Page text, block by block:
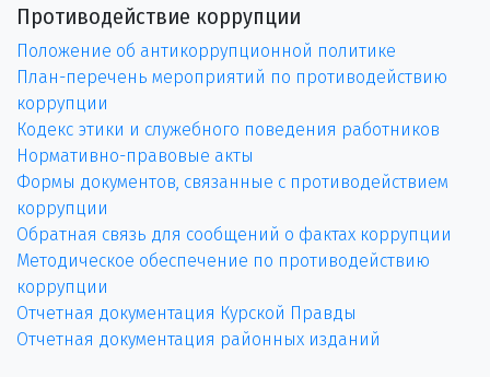
Противодействие коррупции
Положение об антикоррупционной политике
План-перечень мероприятий по противодействию
коррупции
Кодекс этики и служебного поведения работников
Нормативно-правовые акты
Формы документов, связанные с противодействием
коррупции
Обратная связь для сообщений о фактах коррупции
Методическое обеспечение по противодействию
коррупции
Отчетная документация Курской Правды
Отчетная документация районных изданий